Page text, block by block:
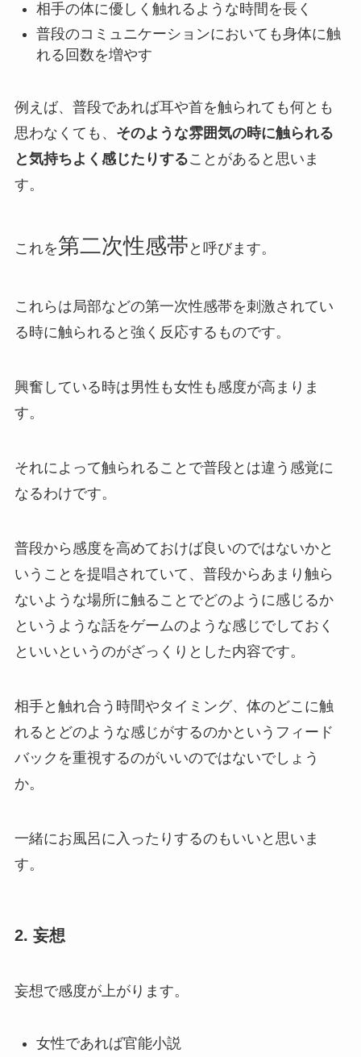
相手の体に優しく触れるような時間を長く
普段のコミュニケーションにおいても身体に触
れる回数を増やす
例えば、普段であれば耳や首を触られても何とも
思わなくても、 そのような雰囲気の時に触られる
と気持ちよく感じたりすることがあると思いま
す。
これを第二次性感帯 と呼びます。
これらは局部などの第一次性感帯を刺激されてい
る時に触られると強く反応するものです。
興奮している時は男性も女性も感度が高まりま
す。
それによって触られることで普段とは違う感覚に
なるわけです。
普段から感度を高めておけば良いのではないかと
いうことを提唱されていて、普段からあまり触ら
ないような場所に触ることでどのように感じるか
というような話をゲームのような感じでしておく
といいというのがざっくりとした内容です。
相手と触れ合う時間やタイミング、体のどこに触
れるとどのような感じがするのかというフィード
バックを重視するのがいいのではないでしょう
か。
一緒にお風呂に入ったりするのもいいと思いま
す。
2. 妄想
妄想で感度が上がります。
女性であれば官能小説